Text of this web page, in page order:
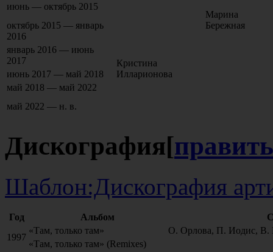
Марина
Бережная
июнь — октябрь 2015
октябрь 2015 — январь
2016
Кристина
Илларионова
январь 2016 — июнь
2017
июнь 2017 — май 2018
май 2018 — май 2022
май 2022 — н. в.
Дискография[править
Шаблон:Дискография
Год Альбом
1997
«Там, только там»
О. Орлова, П. Иодис, В.
«Там, только там» (Remixes)